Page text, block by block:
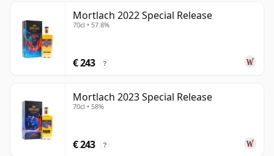
Mortlach 2022 Special Release
70cl • 57.8%
€ 243 ?
Mortlach 2023 Special Release
70cl • 58%
€ 243 ?